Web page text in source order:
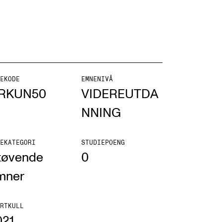
Norges musikkhøgskole
ansatte
ansatte og studenter
EMNENIVÅ
VIDEREUTDA
NNING
STUDIEPOENG
0